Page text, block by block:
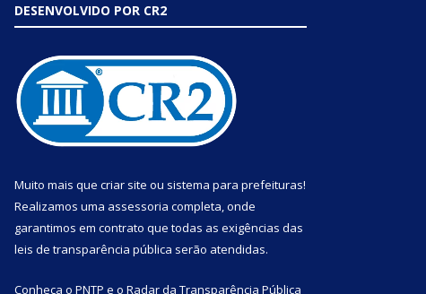
DESENVOLVIDO POR CR2
Muito mais que criar site ou sistema para prefeituras!
Realizamos uma assessoria completa, onde
garantimos em contrato que todas as exigências das
leis de transparência pública serão atendidas.
Conheça o PNTP e o Radar da Transparência Pública